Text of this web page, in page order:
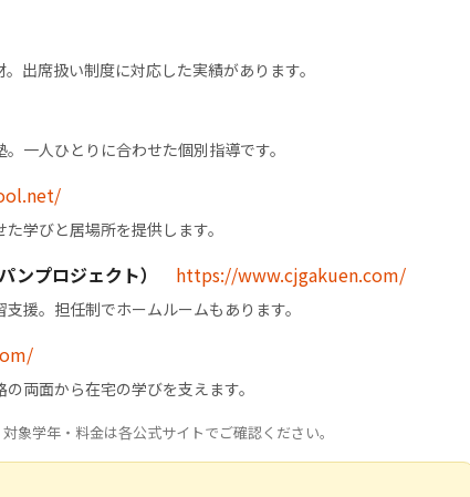
出席扱い制度に対応した実績があります。
一人ひとりに合わせた個別指導です。
学びと居場所を提供します。
ンプロジェクト） https://www.cjgakuen.com/
援。担任制でホームルームもあります。
両面から在宅の学びを支えます。
象学年・料金は各公式サイトでご確認ください。